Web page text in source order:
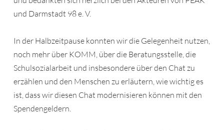
und Darmstadt 98 e. V.
In der Halbzeitpause konnten wir die Gelegenheit nutzen,
noch mehr über KOMM, über die Beratungsstelle, die
Schulsozialarbeit und insbesondere über den Chat zu
erzählen und den Menschen zu erläutern, wie wichtig es
ist, dass wir diesen Chat modernisieren können mit den
Spendengeldern.